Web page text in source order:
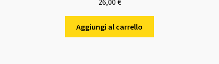
Aggiungi al carrello